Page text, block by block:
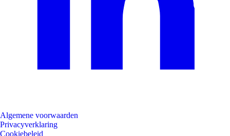
Algemene voorwaarden
Privacyverklaring
Cookiebeleid